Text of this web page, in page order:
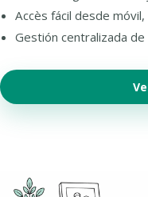
Accès fácil desde
Gestión centralizada